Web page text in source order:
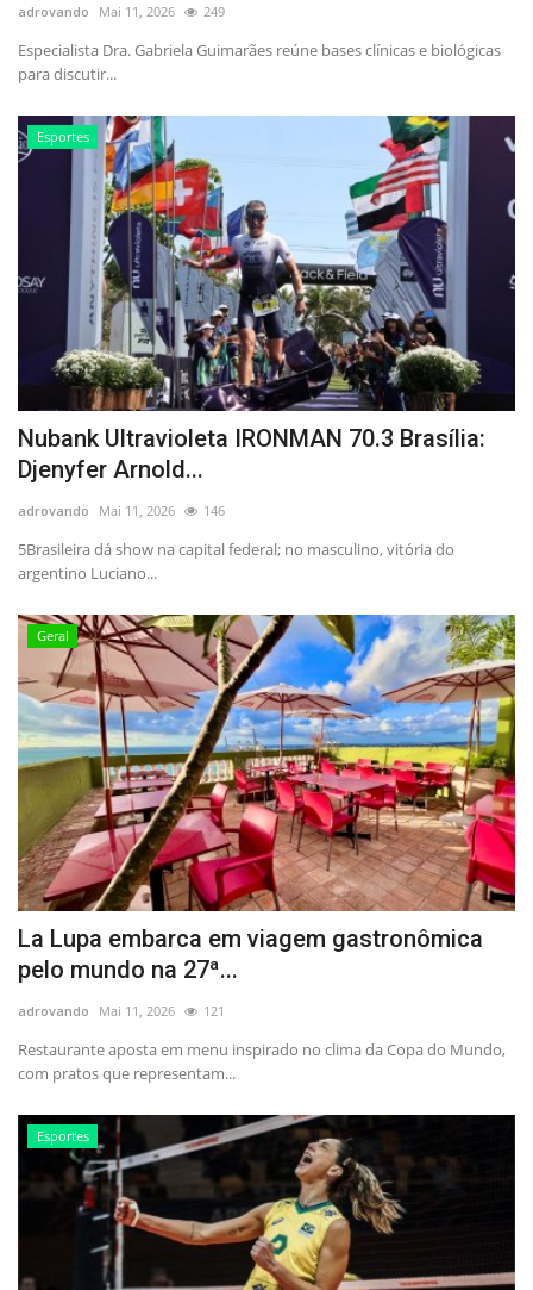
adrovando Mai 11, 2026 249
Especialista Dra. Gabriela Guimarães reúne bases clínicas e biológicas
para discutir...
Esportes
Nubank Ultravioleta IRONMAN 70.3 Brasília:
Djenyfer Arnold...
adrovando Mai 11, 2026 146
5Brasileira dá show na capital federal; no masculino, vitória do
argentino Luciano...
Geral
La Lupa embarca em viagem gastronômica
pelo mundo na 27ª...
adrovando Mai 11, 2026 121
Restaurante aposta em menu inspirado no clima da Copa do Mundo,
com pratos que representam...
Esportes